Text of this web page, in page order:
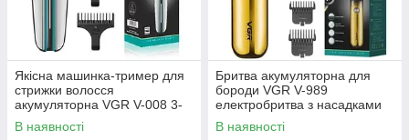
Якісна машинка-тример для
стрижки волосся
акумуляторна VGR V-008 3-
разові насадки
В наявності
Бритва акумуляторна для
бороди VGR V-989
електробритва з насадками
для бороди
В наявності